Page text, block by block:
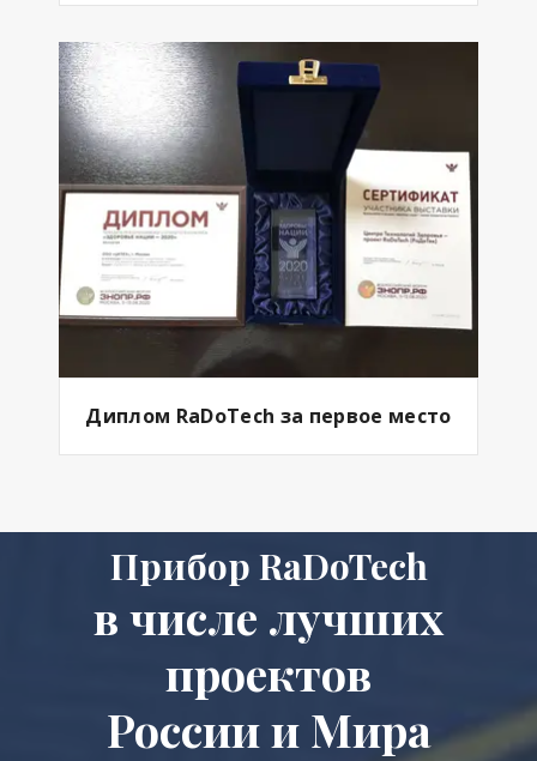
Диплом RaDoTech за первое место
Прибор RaDoTech
в числе лучших
проектов
России и Мира